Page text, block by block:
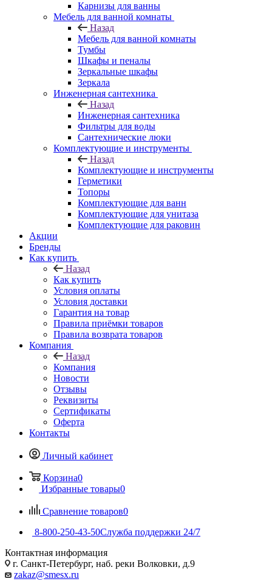
Карнизы для ванны
Мебель для ванной комнаты
Назад
Мебель для ванной комнаты
Тумбы
Шкафы и пеналы
Зеркальные шкафы
Зеркала
Инженерная сантехника
Назад
Инженерная сантехника
Фильтры для воды
Сантехнические люки
Комплектующие и инструменты
Назад
Комплектующие и инструменты
Герметики
Топоры
Комплектующие для ванн
Комплектующие для унитаза
Комплектующие для раковин
Акции
Бренды
Как купить
Назад
Как купить
Условия оплаты
Условия доставки
Гарантия на товар
Правила приёмки товаров
Правила возврата товаров
Компания
Назад
Компания
Новости
Отзывы
Реквизиты
Сертификаты
Оферта
Контакты
Личный кабинет
Корзина0
Избранные товары0
Сравнение товаров0
8-800-250-43-50Служба поддержки 24/7
Контактная информация
г. Санкт-Петербург, наб. реки Волковки, д.9
zakaz@smesx.ru